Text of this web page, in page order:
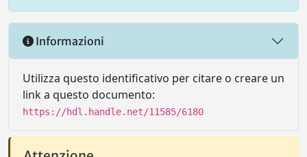
Informazioni
Utilizza questo identificativo per citare o creare un
link a questo documento:
https://hdl.handle.net/11585/6180